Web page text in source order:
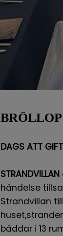
BRÖLLOP
DAGS ATT
STRANDVILLAN
händelse
Strandvillan
bäddar i 13